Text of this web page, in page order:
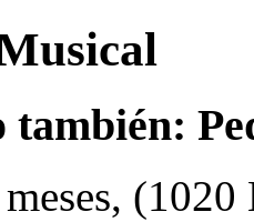
también: